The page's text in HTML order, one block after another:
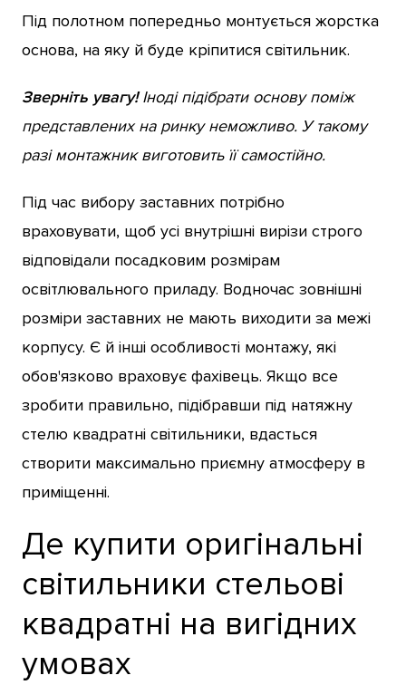
Під полотном попередньо монтується жорстка
основа, на яку й буде кріпитися світильник.
Зверніть увагу!Іноді підібрати основу поміж
представлених на ринку неможливо. У такому
разі монтажник виготовить її самостійно.
Під час вибору заставних потрібно
враховувати, щоб усі внутрішні вирізи строго
відповідали посадковим розмірам
освітлювального приладу. Водночас зовнішні
розміри заставних не мають виходити за межі
корпусу. Є й інші особливості монтажу, які
обов'язково враховує фахівець. Якщо все
зробити правильно, підібравши під натяжну
стелю квадратні світильники, вдасться
створити максимально приємну атмосферу в
приміщенні.
Де купити оригінальні
світильники стельові
квадратні на вигідних
умовах